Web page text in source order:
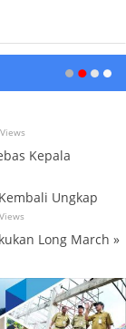
Kepala
Ungkap
Long March »